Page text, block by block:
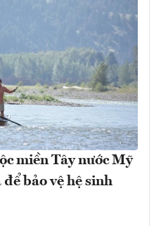
miền Tây nước Mỹ
bảo vệ hệ sinh